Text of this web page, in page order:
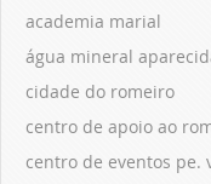
academia marial
água mineral
cidade do romeiro
centro de apoio ao
centro de eventos pe.